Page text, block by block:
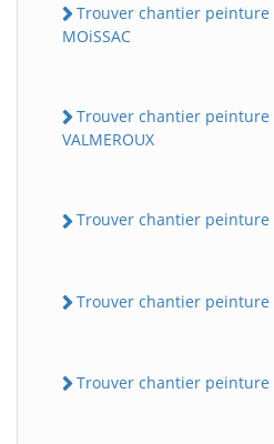
Trouver chantier peinture
MOiSSAC
Trouver chantier peinture
VALMEROUX
Trouver chantier peinture
Trouver chantier peinture
Trouver chantier peinture